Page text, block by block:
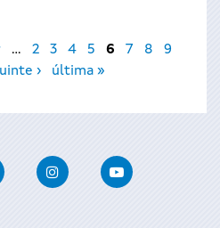
… 2 3 4 5 6 7 8
9
› última »
Twitter InstagramYoutube